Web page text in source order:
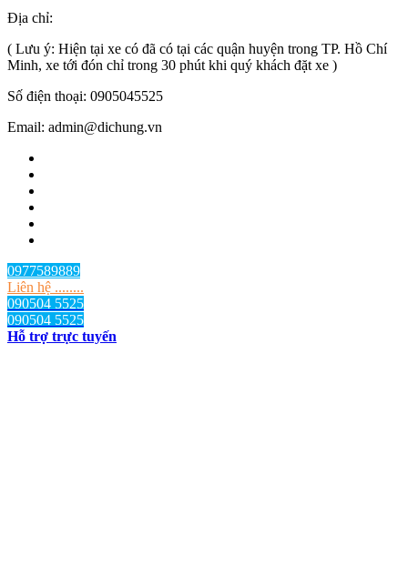
Địa chỉ:
( Lưu ý: Hiện tại xe có đã có tại các quận huyện trong TP. Hồ Chí
Minh, xe tới đón chỉ trong 30 phút khi quý khách đặt xe )
Số điện thoại: 0905045525
Email: admin@dichung.vn
0977589889
Liên hệ ........
090504 5525
090504 5525
Hỗ trợ trực tuyến